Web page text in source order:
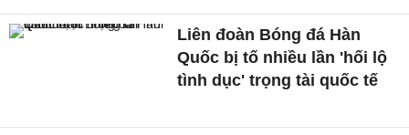
Liên đoàn Bóng đá Hàn
Quốc bị tố nhiều lần 'hối lộ
tình dục' trọng tài quốc tế